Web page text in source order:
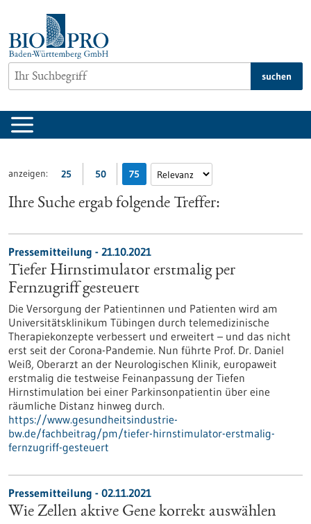
springen
suchen
anzeigen: 25 50 75
Ihre Suche ergab folgende Treffer:
Pressemitteilung - 21.10.2021
Tiefer Hirnstimulator erstmalig per
Fernzugriff gesteuert
Die Versorgung der Patientinnen und Patienten wird am
Universitätsklinikum Tübingen durch telemedizinische
Therapiekonzepte verbessert und erweitert – und das nicht
erst seit der Corona-Pandemie. Nun führte Prof. Dr. Daniel
Weiß, Oberarzt an der Neurologischen Klinik, europaweit
erstmalig die testweise Feinanpassung der Tiefen
Hirnstimulation bei einer Parkinsonpatientin über eine
räumliche Distanz hinweg durch.
https://www.gesundheitsindustrie-
bw.de/fachbeitrag/pm/tiefer-hirnstimulator-erstmalig-
fernzugriff-gesteuert
Pressemitteilung - 02.11.2021
Wie Zellen aktive Gene korrekt auswählen